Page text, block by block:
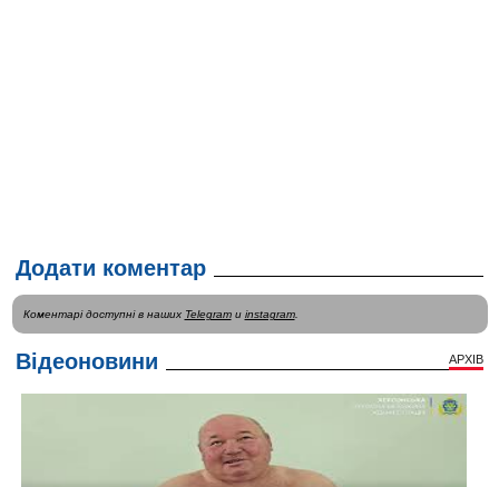
Додати коментар
Коментарі доступні в наших Telegramи instagram.
Відеоновини АРХІВ